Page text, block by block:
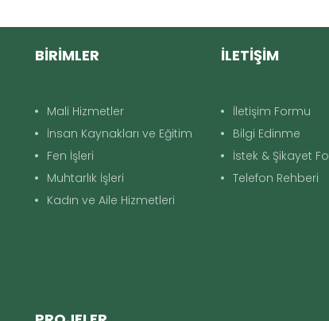
BİRİMLER
Mali Hizmetler
İnsan Kaynakları ve Eğitim
Fen İşleri
Muhtarlık İşleri
Kadın ve Aile Hizmetleri
İLETİŞİM
İletişim Formu
Bilgi Edinme
İstek & Şikayet
Telefon Rehberi